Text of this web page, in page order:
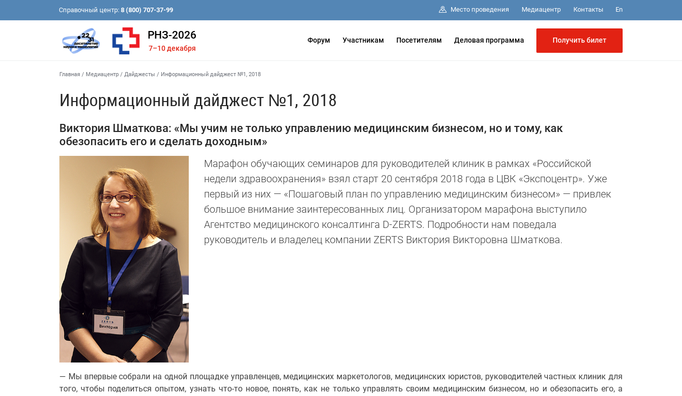
Справочный центр: 8 (800) 707-37-99 Место проведения Медиацентр Контакты En
РНЗ-2026
7–10 декабря
Форум Участникам Посетителям Деловая программа Получить билет
Главная / Медиацентр / Дайджесты / Информационный дайджест №1, 2018
Информационный дайджест №1, 2018
Виктория Шматкова: «Мы учим не только управлению медицинским бизнесом, но и тому, как
обезопасить его и сделать доходным»
Марафон обучающих семинаров для руководителей клиник в рамках «Российской
недели здравоохранения» взял старт 20 сентября 2018 года в ЦВК «Экспоцентр». Уже
первый из них — «Пошаговый план по управлению медицинским бизнесом» — привлек
большое внимание заинтересованных лиц. Организатором марафона выступило
Агентство медицинского консалтинга D-ZERTS. Подробности нам поведала
руководитель и владелец компании ZERTS Виктория Викторовна Шматкова.
— Мы впервые собрали на одной площадке управленцев, медицинских маркетологов, медицинских юристов, руководителей частных клиник для
того, чтобы поделиться опытом, узнать что-то новое, понять, как не только управлять своим медицинским бизнесом, но и обезопасить его, а